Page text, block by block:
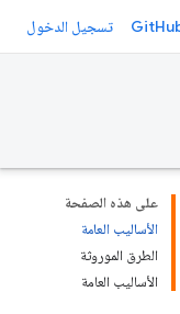
تسجيل الدخول
على هذه الصفحة
الأساليب العامة
الطرق الموروثة
الأساليب العامة